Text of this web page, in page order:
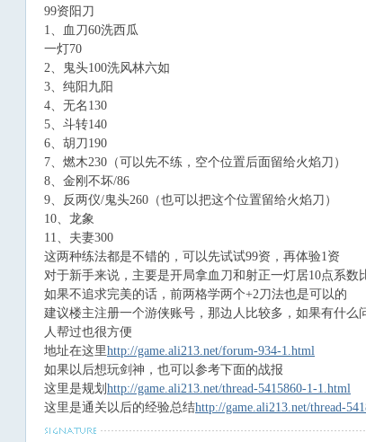
99资阳刀
1、血刀60洗西瓜
一灯70
2、鬼头100洗风林六如
3、纯阳九阳
4、无名130
5、斗转140
6、胡刀190
7、燃木230（可以先不练，空个位置后面留给火焰刀）
8、金刚不坏/86
9、反两仪/鬼头260（也可以把这个位置留给火焰刀）
10、龙象
11、夫妻300
这两种练法都是不错的，可以先试试99资，再体验1资
对于新手来说，主要是开局拿血刀和射正一灯居10点系数
如果不追求完美的话，前两格学两个+2刀法也是可以的
建议楼主注册一个游侠账号，那边人比较多，如果有什
人帮过也很方便
地址在这里http://game.ali213.net/forum-934-1.html
如果以后想玩剑神，也可以参考下面的战报
这里是规划 http://game.ali213.net/thread-5415860-1-1.html
这里是通关以后的经验总结http://game.ali213.net/thread-